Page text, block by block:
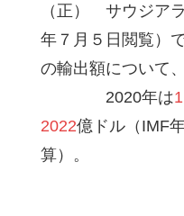
（正） サウジア
年７月５日閲覧）
の輸出額について、
2020年は
2022億ドル（IMF
算）。